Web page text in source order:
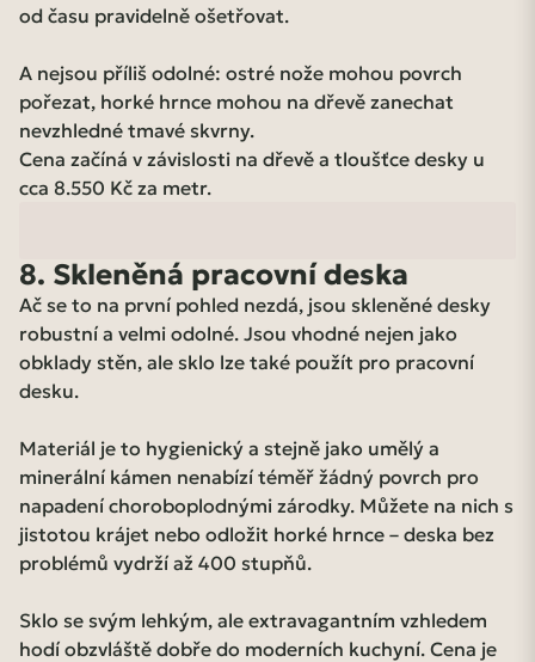
od času pravidelně ošetřovat.
A nejsou příliš odolné: ostré nože mohou povrch
pořezat, horké hrnce mohou na dřevě zanechat
nevzhledné tmavé skvrny.
Cena začíná v závislosti na dřevě a tloušťce desky u
cca 8.550 Kč za metr.
8. Skleněná pracovní deska
Ač se to na první pohled nezdá, jsou skleněné desky
robustní a velmi odolné. Jsou vhodné nejen jako
obklady stěn, ale sklo lze také použít pro pracovní
desku.
Materiál je to hygienický a stejně jako umělý a
minerální kámen nenabízí téměř žádný povrch pro
napadení choroboplodnými zárodky. Můžete na nich s
jistotou krájet nebo odložit horké hrnce – deska bez
problémů vydrží až 400 stupňů.
Sklo se svým lehkým, ale extravagantním vzhledem
hodí obzvláště dobře do moderních kuchyní. Cena je